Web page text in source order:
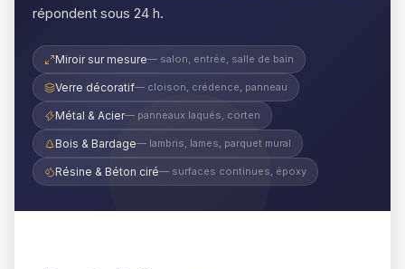
répondent sous 24 h.
Miroir sur mesure— salon, entrée, salle de bain
Verre décoratif— cloison, crédence, panneau
Métal & Acier— panneaux laqués, corten
Bois & Bardage— lambris, lames, parquet mural
Résine & Béton ciré— surfaces continues, époxy